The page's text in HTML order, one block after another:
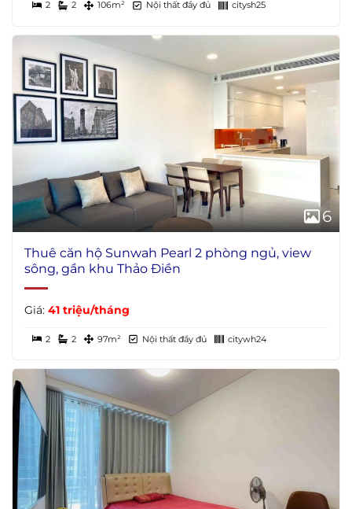
2 2 106m² Nội thất đầy đủ citysh25
6
Thuê căn hộ Sunwah Pearl 2 phòng ngủ, view
sông, gần khu Thảo Điền
Giá: 41 triệu/tháng
2 2 97m² Nội thất đầy đủ citywh24